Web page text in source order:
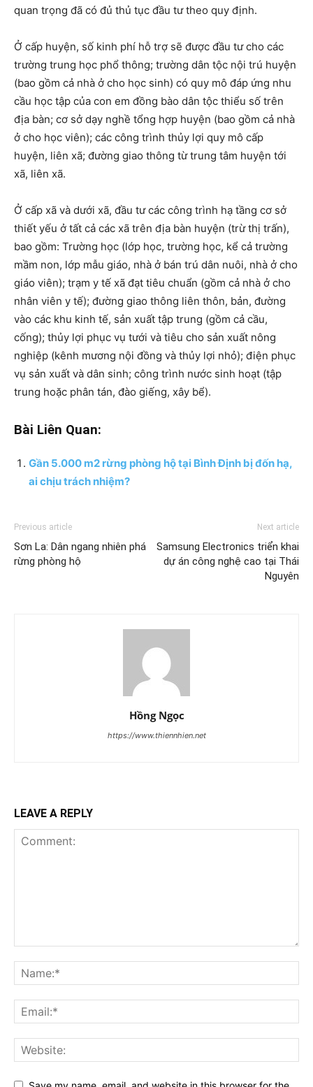
quan trọng đã có đủ thủ tục đầu tư theo quy định.
Ở cấp huyện, số kinh phí hỗ trợ sẽ được đầu tư cho các
trường trung học phổ thông; trường dân tộc nội trú huyện
(bao gồm cả nhà ở cho học sinh) có quy mô đáp ứng nhu
cầu học tập của con em đồng bào dân tộc thiểu số trên
địa bàn; cơ sở dạy nghề tổng hợp huyện (bao gồm cả nhà
ở cho học viên); các công trình thủy lợi quy mô cấp
huyện, liên xã; đường giao thông từ trung tâm huyện tới
xã, liên xã.
Ở cấp xã và dưới xã, đầu tư các công trình hạ tầng cơ sở
thiết yếu ở tất cả các xã trên địa bàn huyện (trừ thị trấn),
bao gồm: Trường học (lớp học, trường học, kể cả trường
mầm non, lớp mẫu giáo, nhà ở bán trú dân nuôi, nhà ở cho
giáo viên); trạm y tế xã đạt tiêu chuẩn (gồm cả nhà ở cho
nhân viên y tế); đường giao thông liên thôn, bản, đường
vào các khu kinh tế, sản xuất tập trung (gồm cả cầu,
cống); thủy lợi phục vụ tưới và tiêu cho sản xuất nông
nghiệp (kênh mương nội đồng và thủy lợi nhỏ); điện phục
vụ sản xuất và dân sinh; công trình nước sinh hoạt (tập
trung hoặc phân tán, đào giếng, xây bể).
Bài Liên Quan:
Gần 5.000 m2 rừng phòng hộ tại Bình Định bị đốn hạ,
ai chịu trách nhiệm?
Previous article
Sơn La: Dân ngang nhiên phá
rừng phòng hộ
Next article
Samsung Electronics triển khai
dự án công nghệ cao tại Thái
Nguyên
Hồng Ngọc
https://www.thiennhien.net
LEAVE A REPLY